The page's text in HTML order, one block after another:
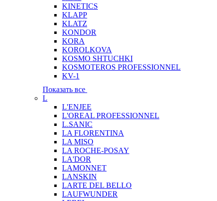
KINETICS
KLAPP
KLATZ
KONDOR
KORA
KOROLKOVA
KOSMO SHTUCHKI
KOSMOTEROS PROFESSIONNEL
KV-1
Показать все
L
L'ENJEE
L'OREAL PROFESSIONNEL
L.SANIC
LA FLORENTINA
LA MISO
LA ROCHE-POSAY
LA'DOR
LAMONNET
LANSKIN
LARTE DEL BELLO
LAUFWUNDER